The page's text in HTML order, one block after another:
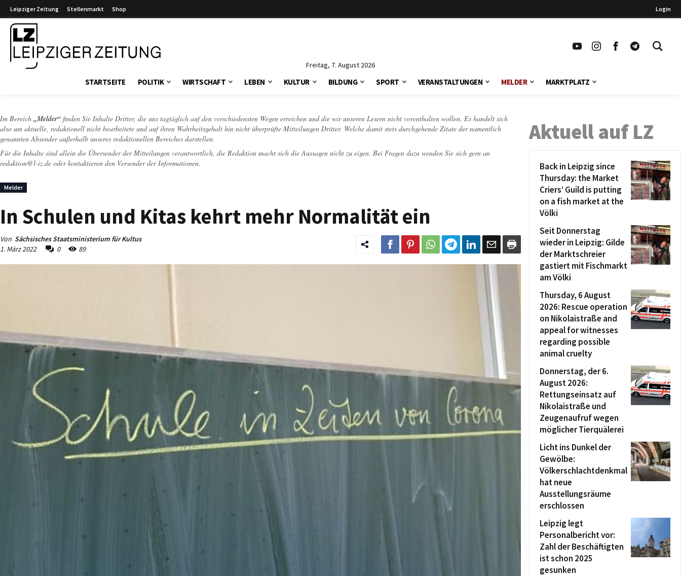
Leipziger Zeitung Stellenmarkt Shop Login
Freitag, 7. August 2026
STARTSEITE POLITIK WIRTSCHAFT LEBEN KULTUR BILDUNG SPORT VERANSTALTUNGEN MELDER MARKTPLATZ
Im Bereich „Melder“ finden Sie Inhalte Dritter, die uns tagtäglich auf den verschiedensten Wegen erreichen und die wir unseren Lesern nicht vorenthalten wollen. Es handelt sich
also um aktuelle, redaktionell nicht bearbeitete und auf ihren Wahrheitsgehalt hin nicht überprüfte Mitteilungen Dritter. Welche damit stets durchgehende Zitate der namentlich
genannten Absender außerhalb unseres redaktionellen Bereiches darstellen.
Für die Inhalte sind allein die Übersender der Mitteilungen verantwortlich, die Redaktion macht sich die Aussagen nicht zu eigen. Bei Fragen dazu wenden Sie sich gern an
redaktion@l-iz.de oder kontaktieren den Versender der Informationen.
Melder
In Schulen und Kitas kehrt mehr Normalität ein
Von Sächsisches Staatsministerium für Kultus
1. März 2022
0 89
Aktuell auf LZ
Back in Leipzig since
Thursday: the Market
Criers’ Guild is putting
on a fish market at the
Völki
Seit Donnerstag
wieder in Leipzig: Gilde
der Marktschreier
gastiert mit Fischmarkt
am Völki
Thursday, 6 August
2026: Rescue operation
on Nikolaistraße and
appeal for witnesses
regarding possible
animal cruelty
Donnerstag, der 6.
August 2026:
Rettungseinsatz auf
Nikolaistraße und
Zeugenaufruf wegen
möglicher Tierquälerei
Licht ins Dunkel der
Gewölbe:
Völkerschlachtdenkmal
hat neue
Ausstellungsräume
erschlossen
Leipzig legt
Personalbericht vor:
Zahl der Beschäftigten
ist schon 2025
gesunken